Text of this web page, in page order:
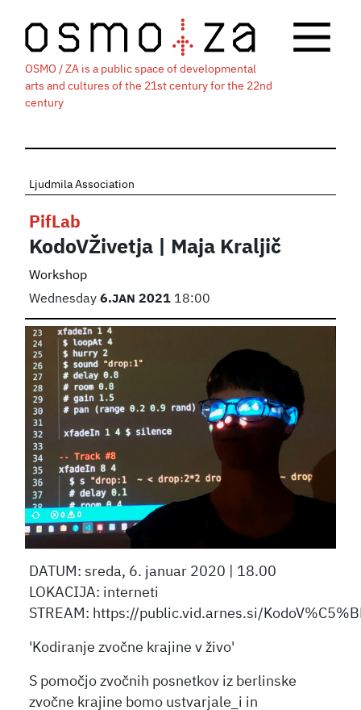
OSMO / ZA is a public space of developmental
arts and cultures of the 21st century for the 22nd
century
Ljudmila Association
PifLab
KodoVŽivetja | Maja Kraljič
Workshop
Wednesday6.JAN2021 18:00
DATUM: sreda, 6. januar 2020 | 18.00
LOKACIJA: interneti
STREAM: https://public.vid.arnes.si/
'Kodiranje zvočne krajine v živo'
S pomočjo zvočnih posnetkov iz berlinske
zvočne krajine bomo ustvarjale_i in